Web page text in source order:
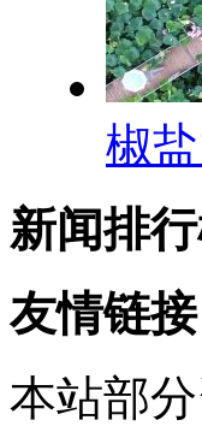
椒
新闻排
友情链接
本站部